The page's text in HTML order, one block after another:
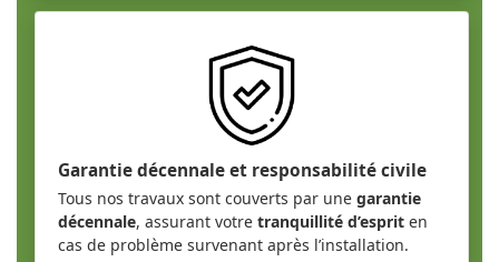
Garantie décennale et responsabilité civile
Tous nos travaux sont couverts par une garantie
décennale, assurant votre tranquillité d’esprit en
cas de problème survenant après l’installation.